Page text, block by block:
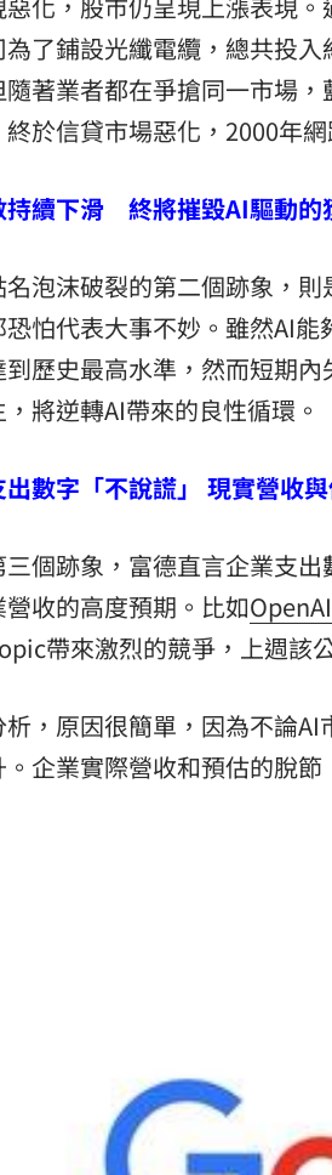
了鋪設光纖電纜，總共投
隨著業者都在爭搶同一市場
終於信貸市場惡化，2000年
持續下滑 終將摧毀AI驅動的
名泡沫破裂的第二個跡象，
恐怕代表大事不妙。雖然AI
到歷史最高水準，然而短期
將逆轉AI帶來的良性循環。
數字「不說謊」 現實營收
三個跡象，富德直言企業支
營收的高度預期。比如OpenAI
帶來激烈的競爭，上週該
析，原因很簡單，因為不論
。企業實際營收和預估的脫